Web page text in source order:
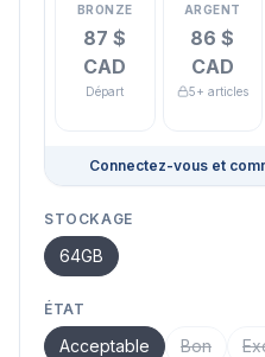
BRONZE
87 $
CAD
Départ
ARGENT
86 $
CAD
5+ articles
Connectez-vous et
STOCKAGE
64GB
ÉTAT
Acceptable Bon